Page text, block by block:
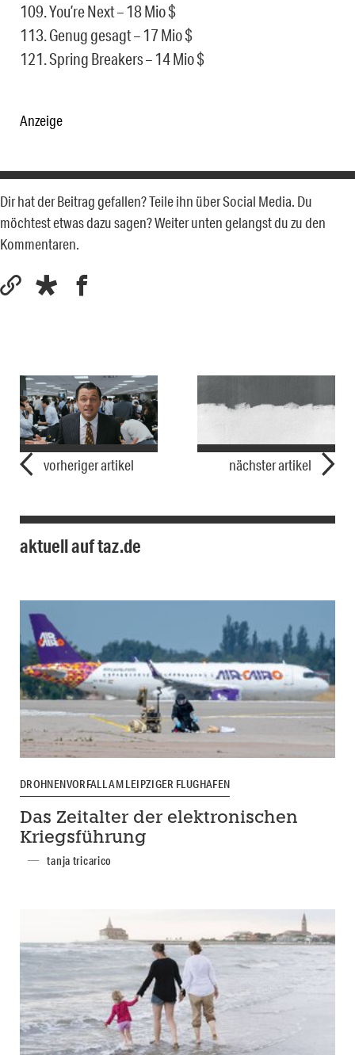
109. You’re Next – 18 Mio $
113. Genug gesagt – 17 Mio $
121. Spring Breakers – 14 Mio $
Anzeige
Dir hat der Beitrag gefallen? Teile ihn über Social Media. Du
möchtest etwas dazu sagen? Weiter unten gelangst du zu den
Kommentaren.
vorheriger artikel nächster artikel
aktuell auf taz.de
DROHNENVORFALL AM LEIPZIGER FLUGHAFEN
Das Zeitalter der elektronischen
Kriegsführung
tanja tricarico